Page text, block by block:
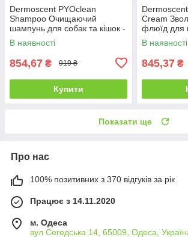
Dermoscent PYOclean
Shampoo Очищаючий
шампунь для собак та кішок -
200 мл
В наявності
854,67 ₴ 919 ₴
Купити
Cream
флюїд для
мл
В наявності
845,37 ₴
Показати ще
Про нас
100% позитивних з 370 відгуків за рік
Працює з 14.11.2020
м. Одеса
вул Сегедська 14, 65009, Одеса,